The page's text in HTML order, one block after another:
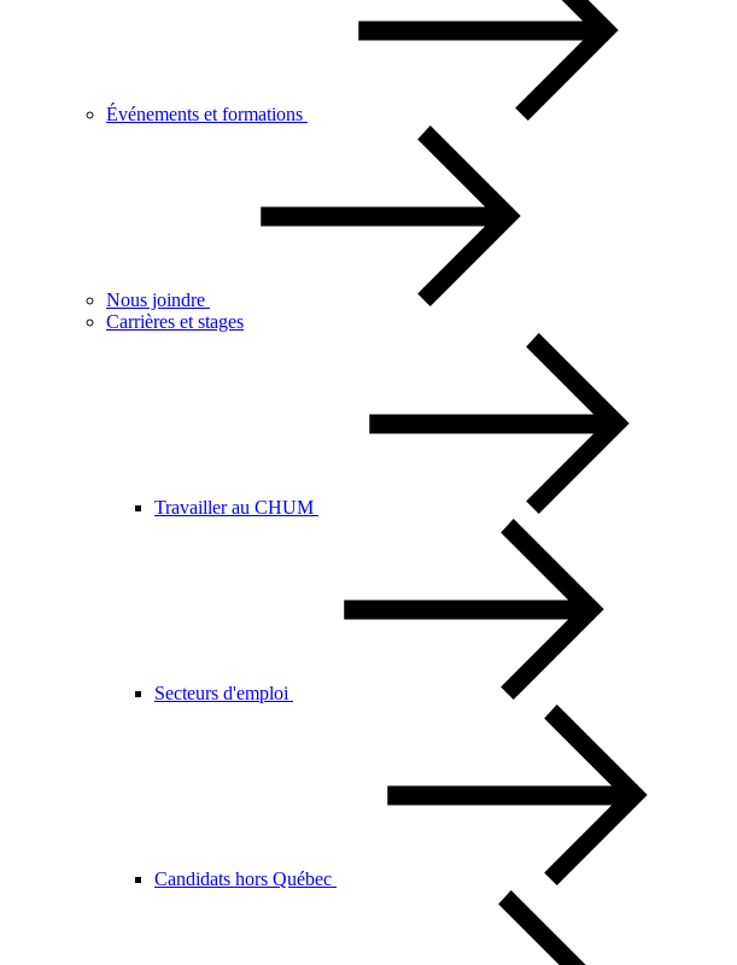
Événements et formations
Nous joindre
Carrières et stages
Travailler au CHUM
Secteurs d'emploi
Candidats hors Québec